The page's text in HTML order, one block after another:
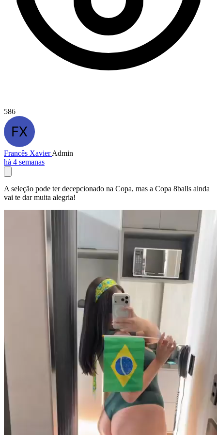
586
Francês XavierAdmin
há 4 semanas
A seleção pode ter decepcionado na Copa, mas a Copa 8balls ainda
vai te dar muita alegria!